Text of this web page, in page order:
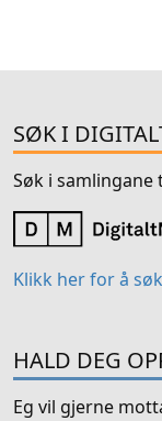
SØK I
Søk i samlingane
Klikk her for å
HALD DEG
Eg vil gjerne